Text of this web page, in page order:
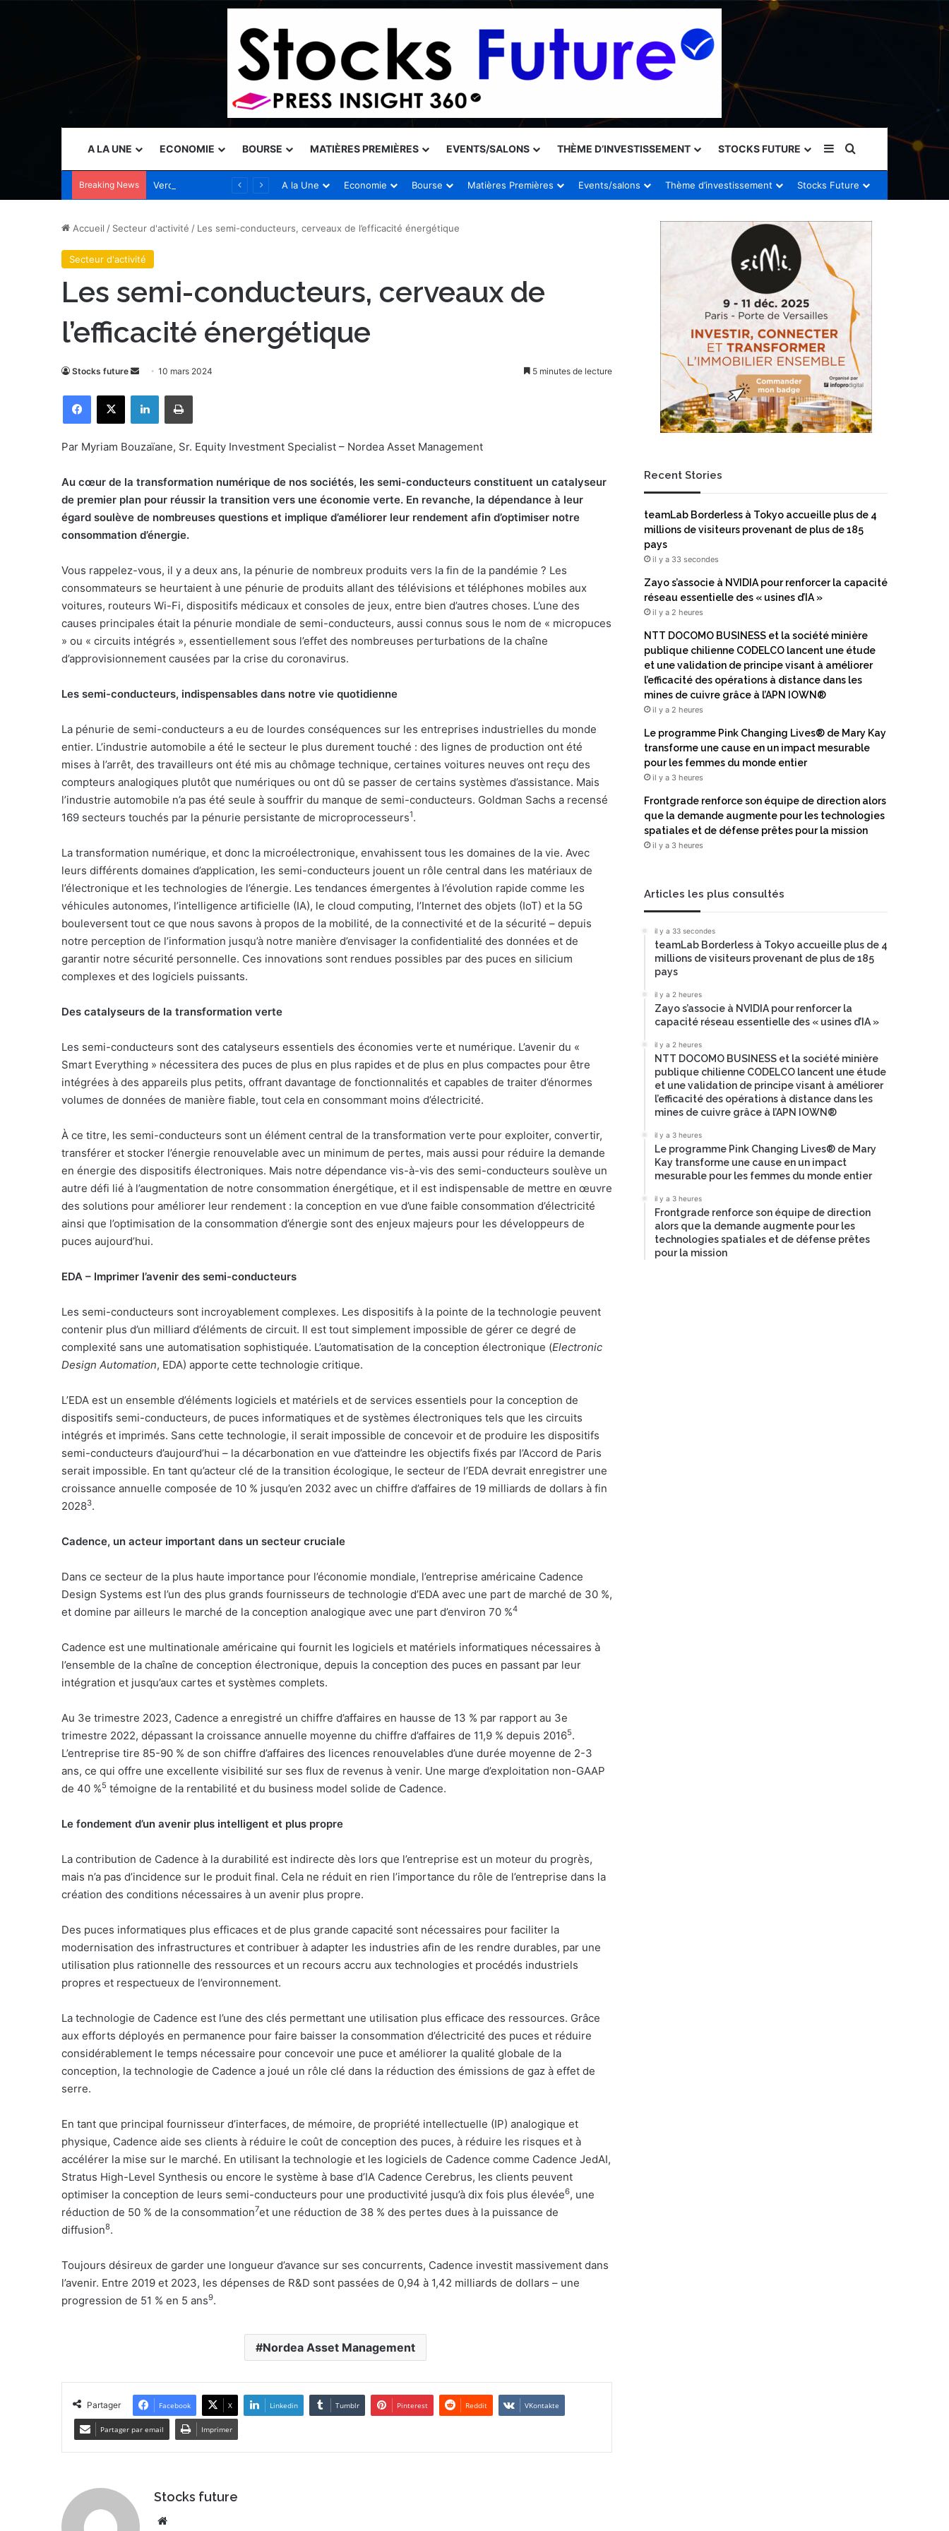
A LA UNE ECONOMIE BOURSE MATIÈRES PREMIÈRES EVENTS/SALONS THÈME D’INVESTISSEMENT STOCKS FUTURE Sidebar (barre
Rechercher
Breaking News A la Une Economie Bourse Matières Premières Events/salons Thème d’investissement Stocks Future
Accueil / Secteur d'activité / Les semi-conducteurs, cerveaux de l’efficacité énergétique
Secteur d'activité
Les semi-conducteurs, cerveaux de
l’efficacité énergétique
Stocks future
Envoyer
courriel
10 mars 2024 5 minutes de lecture
Facebook
X LinkedinImprimer
Par Myriam Bouzaïane, Sr. Equity Investment Specialist – Nordea Asset Management
Au cœur de la transformation numérique de nos sociétés, les semi-conducteurs constituent un catalyseur
de premier plan pour réussir la transition vers une économie verte. En revanche, la dépendance à leur
égard soulève de nombreuses questions et implique d’améliorer leur rendement afin d’optimiser notre
consommation d’énergie.
Vous rappelez-vous, il y a deux ans, la pénurie de nombreux produits vers la fin de la pandémie ? Les
consommateurs se heurtaient à une pénurie de produits allant des télévisions et téléphones mobiles aux
voitures, routeurs Wi-Fi, dispositifs médicaux et consoles de jeux, entre bien d’autres choses. L’une des
causes principales était la pénurie mondiale de semi-conducteurs, aussi connus sous le nom de « micropuces
» ou « circuits intégrés », essentiellement sous l’effet des nombreuses perturbations de la chaîne
d’approvisionnement causées par la crise du coronavirus.
Les semi-conducteurs, indispensables dans notre vie quotidienne
La pénurie de semi-conducteurs a eu de lourdes conséquences sur les entreprises industrielles du monde
entier. L’industrie automobile a été le secteur le plus durement touché : des lignes de production ont été
mises à l’arrêt, des travailleurs ont été mis au chômage technique, certaines voitures neuves ont reçu des
compteurs analogiques plutôt que numériques ou ont dû se passer de certains systèmes d’assistance. Mais
l’industrie automobile n’a pas été seule à souffrir du manque de semi-conducteurs. Goldman Sachs a recensé
169 secteurs touchés par la pénurie persistante de microprocesseurs1.
La transformation numérique, et donc la microélectronique, envahissent tous les domaines de la vie. Avec
leurs différents domaines d’application, les semi-conducteurs jouent un rôle central dans les matériaux de
l’électronique et les technologies de l’énergie. Les tendances émergentes à l’évolution rapide comme les
véhicules autonomes, l’intelligence artificielle (IA), le cloud computing, l’Internet des objets (IoT) et la 5G
bouleversent tout ce que nous savons à propos de la mobilité, de la connectivité et de la sécurité – depuis
notre perception de l’information jusqu’à notre manière d’envisager la confidentialité des données et de
garantir notre sécurité personnelle. Ces innovations sont rendues possibles par des puces en silicium
complexes et des logiciels puissants.
Des catalyseurs de la transformation verte
Les semi-conducteurs sont des catalyseurs essentiels des économies verte et numérique. L’avenir du «
Smart Everything » nécessitera des puces de plus en plus rapides et de plus en plus compactes pour être
intégrées à des appareils plus petits, offrant davantage de fonctionnalités et capables de traiter d’énormes
volumes de données de manière fiable, tout cela en consommant moins d’électricité.
À ce titre, les semi-conducteurs sont un élément central de la transformation verte pour exploiter, convertir,
transférer et stocker l’énergie renouvelable avec un minimum de pertes, mais aussi pour réduire la demande
en énergie des dispositifs électroniques. Mais notre dépendance vis-à-vis des semi-conducteurs soulève un
autre défi lié à l’augmentation de notre consommation énergétique, et il est indispensable de mettre en œuvre
des solutions pour améliorer leur rendement : la conception en vue d’une faible consommation d’électricité
ainsi que l’optimisation de la consommation d’énergie sont des enjeux majeurs pour les développeurs de
puces aujourd’hui.
EDA – Imprimer l’avenir des semi-conducteurs
Les semi-conducteurs sont incroyablement complexes. Les dispositifs à la pointe de la technologie peuvent
contenir plus d’un milliard d’éléments de circuit. Il est tout simplement impossible de gérer ce degré de
complexité sans une automatisation sophistiquée. L’automatisation de la conception électronique (Electronic
Design Automation, EDA) apporte cette technologie critique.
L’EDA est un ensemble d’éléments logiciels et matériels et de services essentiels pour la conception de
dispositifs semi-conducteurs, de puces informatiques et de systèmes électroniques tels que les circuits
intégrés et imprimés. Sans cette technologie, il serait impossible de concevoir et de produire les dispositifs
semi-conducteurs d’aujourd’hui – la décarbonation en vue d’atteindre les objectifs fixés par l’Accord de Paris
serait impossible. En tant qu’acteur clé de la transition écologique, le secteur de l’EDA devrait enregistrer une
croissance annuelle composée de 10 % jusqu’en 2032 avec un chiffre d’affaires de 19 milliards de dollars à fin
20283.
Cadence, un acteur important dans un secteur cruciale
Dans ce secteur de la plus haute importance pour l’économie mondiale, l’entreprise américaine Cadence
Design Systems est l’un des plus grands fournisseurs de technologie d’EDA avec une part de marché de 30 %,
et domine par ailleurs le marché de la conception analogique avec une part d’environ 70 %4
Cadence est une multinationale américaine qui fournit les logiciels et matériels informatiques nécessaires à
l’ensemble de la chaîne de conception électronique, depuis la conception des puces en passant par leur
intégration et jusqu’aux cartes et systèmes complets.
Au 3e trimestre 2023, Cadence a enregistré un chiffre d’affaires en hausse de 13 % par rapport au 3e
trimestre 2022, dépassant la croissance annuelle moyenne du chiffre d’affaires de 11,9 % depuis 20165.
L’entreprise tire 85-90 % de son chiffre d’affaires des licences renouvelables d’une durée moyenne de 2-3
ans, ce qui offre une excellente visibilité sur ses flux de revenus à venir. Une marge d’exploitation non-GAAP
de 40 %5 témoigne de la rentabilité et du business model solide de Cadence.
Le fondement d’un avenir plus intelligent et plus propre
La contribution de Cadence à la durabilité est indirecte dès lors que l’entreprise est un moteur du progrès,
mais n’a pas d’incidence sur le produit final. Cela ne réduit en rien l’importance du rôle de l’entreprise dans la
création des conditions nécessaires à un avenir plus propre.
Des puces informatiques plus efficaces et de plus grande capacité sont nécessaires pour faciliter la
modernisation des infrastructures et contribuer à adapter les industries afin de les rendre durables, par une
utilisation plus rationnelle des ressources et un recours accru aux technologies et procédés industriels
propres et respectueux de l’environnement.
La technologie de Cadence est l’une des clés permettant une utilisation plus efficace des ressources. Grâce
aux efforts déployés en permanence pour faire baisser la consommation d’électricité des puces et réduire
considérablement le temps nécessaire pour concevoir une puce et améliorer la qualité globale de la
conception, la technologie de Cadence a joué un rôle clé dans la réduction des émissions de gaz à effet de
serre.
En tant que principal fournisseur d’interfaces, de mémoire, de propriété intellectuelle (IP) analogique et
physique, Cadence aide ses clients à réduire le coût de conception des puces, à réduire les risques et à
accélérer la mise sur le marché. En utilisant la technologie et les logiciels de Cadence comme Cadence JedAI,
Stratus High-Level Synthesis ou encore le système à base d’IA Cadence Cerebrus, les clients peuvent
optimiser la conception de leurs semi-conducteurs pour une productivité jusqu’à dix fois plus élevée6, une
réduction de 50 % de la consommation7et une réduction de 38 % des pertes dues à la puissance de
diffusion8.
Toujours désireux de garder une longueur d’avance sur ses concurrents, Cadence investit massivement dans
l’avenir. Entre 2019 et 2023, les dépenses de R&D sont passées de 0,94 à 1,42 milliards de dollars – une
progression de 51 % en 5 ans9.
Nordea Asset Management
Partager Facebook X Linkedin Tumblr Pinterest Reddit VKontakte
Partager par email Imprimer
Stocks future
Recent Stories
teamLab Borderless à Tokyo accueille plus de 4
millions de visiteurs provenant de plus de 185
pays
il y a 33 secondes
Zayo s’associe à NVIDIA pour renforcer la capacité
réseau essentielle des « usines d’IA »
il y a 2 heures
NTT DOCOMO BUSINESS et la société minière
publique chilienne CODELCO lancent une étude
et une validation de principe visant à améliorer
l’efficacité des opérations à distance dans les
mines de cuivre grâce à l’APN IOWN®
il y a 2 heures
Le programme Pink Changing Lives® de Mary Kay
transforme une cause en un impact mesurable
pour les femmes du monde entier
il y a 3 heures
Frontgrade renforce son équipe de direction alors
que la demande augmente pour les technologies
spatiales et de défense prêtes pour la mission
il y a 3 heures
Articles les plus consultés
il y a 33 secondes
teamLab Borderless à Tokyo accueille plus de 4
millions de visiteurs provenant de plus de 185
pays
il y a 2 heures
Zayo s’associe à NVIDIA pour renforcer la
capacité réseau essentielle des « usines d’IA »
il y a 2 heures
NTT DOCOMO BUSINESS et la société minière
publique chilienne CODELCO lancent une étude
et une validation de principe visant à améliorer
l’efficacité des opérations à distance dans les
mines de cuivre grâce à l’APN IOWN®
il y a 3 heures
Le programme Pink Changing Lives® de Mary
Kay transforme une cause en un impact
mesurable pour les femmes du monde entier
il y a 3 heures
Frontgrade renforce son équipe de direction
alors que la demande augmente pour les
technologies spatiales et de défense prêtes
pour la mission